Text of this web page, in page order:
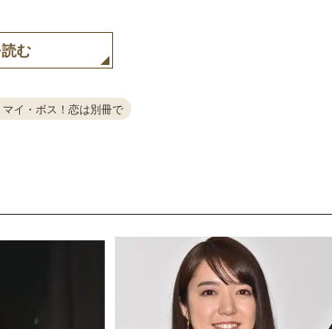
む
マイ・ボス！恋は別冊で